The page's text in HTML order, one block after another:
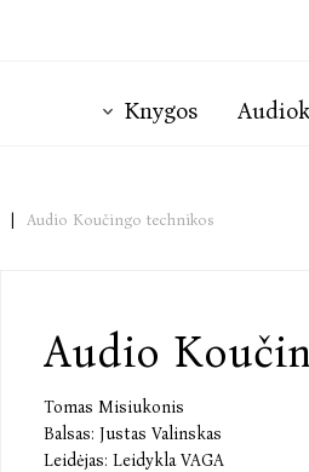
Knygos
Audio Koučingo technikos
Audio
Tomas Misiukonis
Balsas: Justas Valinskas
Leidėjas: Leidykla VAGA